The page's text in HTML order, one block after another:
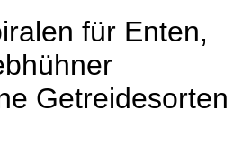
für Enten,
Getreidesorten